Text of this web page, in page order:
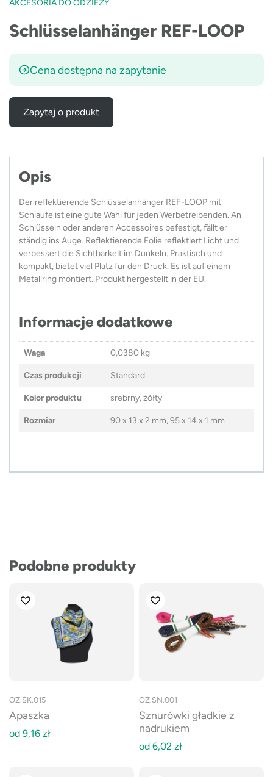
AKCESORIA DO ODZIEŻY
Schlüsselanhänger REF-LOOP
Cena dostępna na zapytanie
Zapytaj o produkt
Opis
Der reflektierende Schlüsselanhänger REF-LOOP mit
Schlaufe ist eine gute Wahl für jeden Werbetreibenden. An
Schlüsseln oder anderen Accessoires befestigt, fällt er
ständig ins Auge. Reflektierende Folie reflektiert Licht und
verbessert die Sichtbarkeit im Dunkeln. Praktisch und
kompakt, bietet viel Platz für den Druck. Es ist auf einem
Metallring montiert. Produkt hergestellt in der EU.
Informacje dodatkowe
Waga 0,0380 kg
Czas produkcji Standard
Kolor produktu srebrny, żółty
Rozmiar 90 x 13 x 2 mm, 95 x 14 x 1 mm
Podobne produkty
OZ.SK.015
Apaszka
od 9,16 zł
OZ.SN.001
Sznurówki gładkie z
nadrukiem
od 6,02 zł